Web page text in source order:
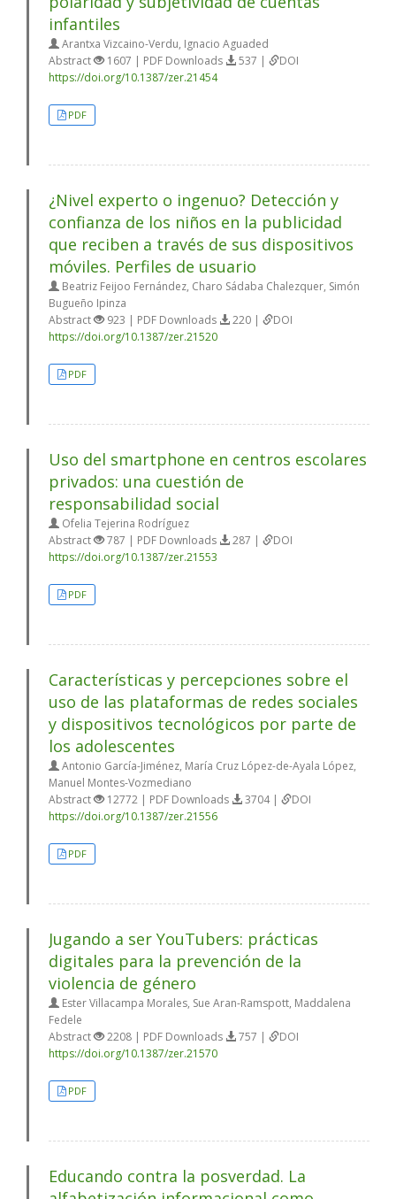
infantiles
Arantxa Vizcaino-Verdu, Ignacio Aguaded
Abstract
1607 | PDF Downloads 537 |
DOI
https://doi.org/10.1387/zer.21454
PDF
¿Nivel experto o ingenuo? Detección y
confianza de los niños en la publicidad
que reciben a través de sus dispositivos
móviles. Perfiles de usuario
Beatriz Feijoo Fernández, Charo Sádaba Chalezquer, Simón
Bugueño Ipinza
Abstract
923 | PDF Downloads 220 |
DOI
https://doi.org/10.1387/zer.21520
PDF
Uso del smartphone en centros escolares
privados: una cuestión de
responsabilidad social
Ofelia Tejerina Rodríguez
Abstract
787 | PDF Downloads 287 |
DOI
https://doi.org/10.1387/zer.21553
PDF
Características y percepciones sobre el
uso de las plataformas de redes sociales
y dispositivos tecnológicos por parte de
los adolescentes
Antonio García-Jiménez, María Cruz López-de-Ayala López,
Manuel Montes-Vozmediano
Abstract
12772 | PDF Downloads 3704 |
DOI
https://doi.org/10.1387/zer.21556
PDF
Jugando a ser YouTubers: prácticas
digitales para la prevención de la
violencia de género
Ester Villacampa Morales, Sue Aran-Ramspott, Maddalena
Fedele
Abstract
2208 | PDF Downloads 757 |
DOI
https://doi.org/10.1387/zer.21570
PDF
Educando contra la posverdad. La